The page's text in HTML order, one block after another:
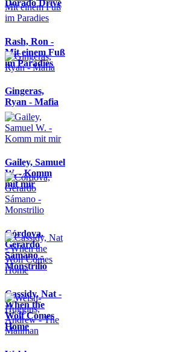
Dorado Drive
Rash, Ron -
Mit einem Fuß
im Paradies
Gingeras,
Ryan - Mafia
Gailey, Samuel
W. - Komm
mit mir
Córdova,
Gerardo
Sámano -
Monstrilio
Cassidy, Nat -
When the
Wolf Comes
Home